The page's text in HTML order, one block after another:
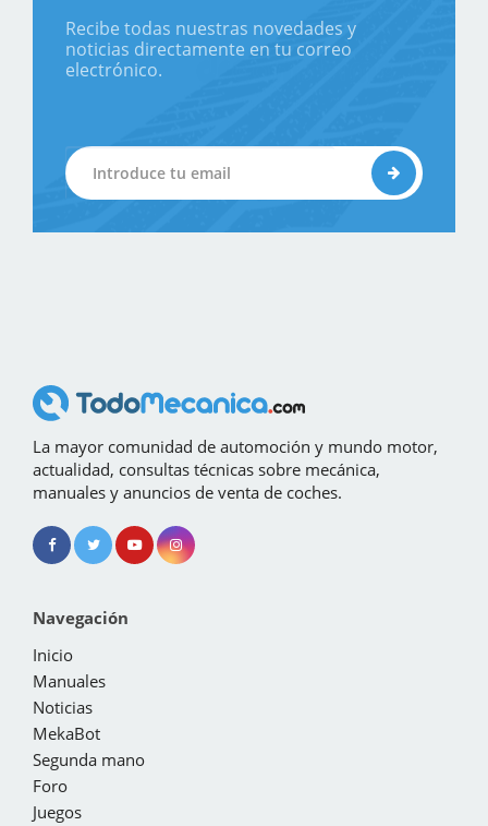
Recibe todas nuestras novedades y
noticias directamente en tu correo
electrónico.
La mayor comunidad de automoción y mundo motor,
actualidad, consultas técnicas sobre mecánica,
manuales y anuncios de venta de coches.
Navegación
Inicio
Manuales
Noticias
MekaBot
Segunda mano
Foro
Juegos